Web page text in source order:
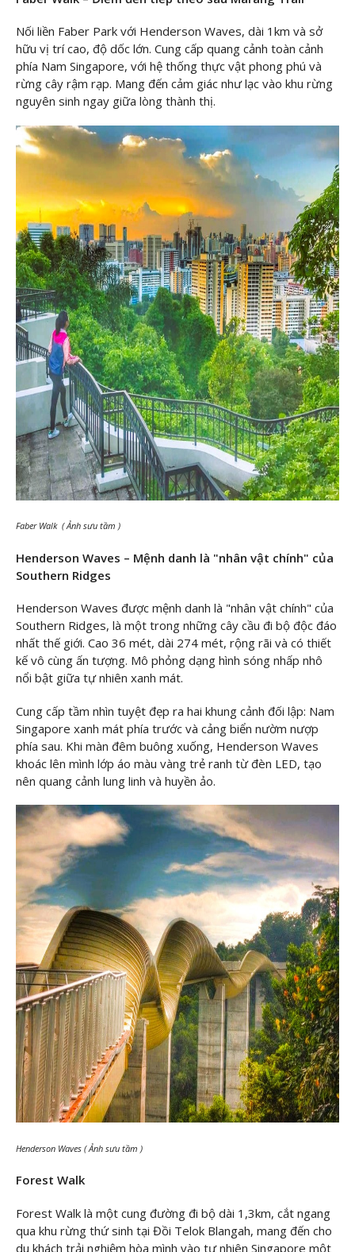
Nối liền Faber Park với Henderson Waves, dài 1km và sở
hữu vị trí cao, độ dốc lớn. Cung cấp quang cảnh toàn cảnh
phía Nam Singapore, với hệ thống thực vật phong phú và
rừng cây rậm rạp. Mang đến cảm giác như lạc vào khu rừng
nguyên sinh ngay giữa lòng thành thị.
Faber Walk ( Ảnh sưu tầm )
Henderson Waves – Mệnh danh là "nhân vật chính" của
Southern Ridges
Henderson Waves được mệnh danh là "nhân vật chính" của
Southern Ridges, là một trong những cây cầu đi bộ độc đáo
nhất thế giới. Cao 36 mét, dài 274 mét, rộng rãi và có thiết
kế vô cùng ấn tượng. Mô phỏng dạng hình sóng nhấp nhô
nổi bật giữa tự nhiên xanh mát.
Cung cấp tầm nhìn tuyệt đẹp ra hai khung cảnh đối lập: Nam
Singapore xanh mát phía trước và cảng biển nườm nượp
phía sau. Khi màn đêm buông xuống, Henderson Waves
khoác lên mình lớp áo màu vàng trẻ ranh từ đèn LED, tạo
nên quang cảnh lung linh và huyền ảo.
Henderson Waves ( Ảnh sưu tầm )
Forest Walk
Forest Walk là một cung đường đi bộ dài 1,3km, cắt ngang
qua khu rừng thứ sinh tại Đồi Telok Blangah, mang đến cho
du khách trải nghiệm hòa mình vào tự nhiên Singapore một